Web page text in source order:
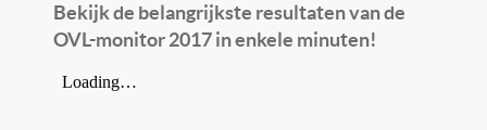
Bekijk de belangrijkste resultaten van de
OVL-monitor 2017 in enkele minuten!